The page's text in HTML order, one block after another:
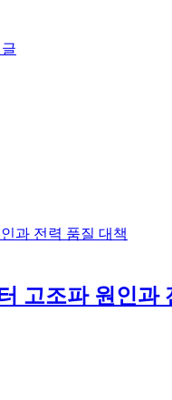
과 전력 품질 대책
고조파 원인과